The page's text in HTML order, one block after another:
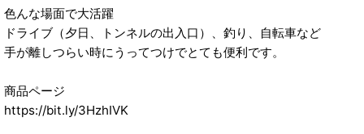
色んな場面で大活躍
ドライブ（夕日、トンネルの出入口）、釣り、自転車など
手が離しつらい時にうってつけでとても便利です。
商品ページ
https://bit.ly/3HzhIVK